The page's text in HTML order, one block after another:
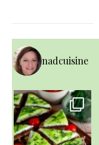
nadcuisine